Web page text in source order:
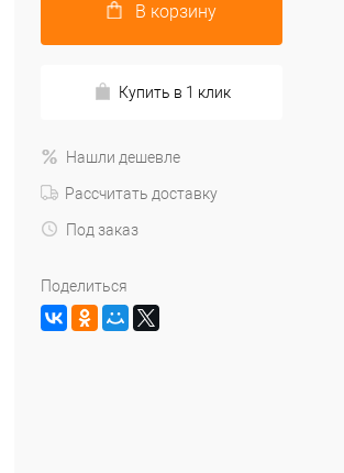
В корзину
Купить в 1 клик
Нашли дешевле
Рассчитать доставку
Под заказ
Поделиться